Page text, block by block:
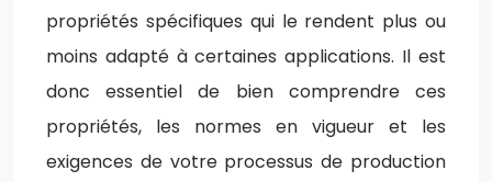
propriétés spécifiques qui le rendent plus ou
moins adapté à certaines applications. Il est
donc essentiel de bien comprendre ces
propriétés, les normes en vigueur et les
exigences de votre processus de production